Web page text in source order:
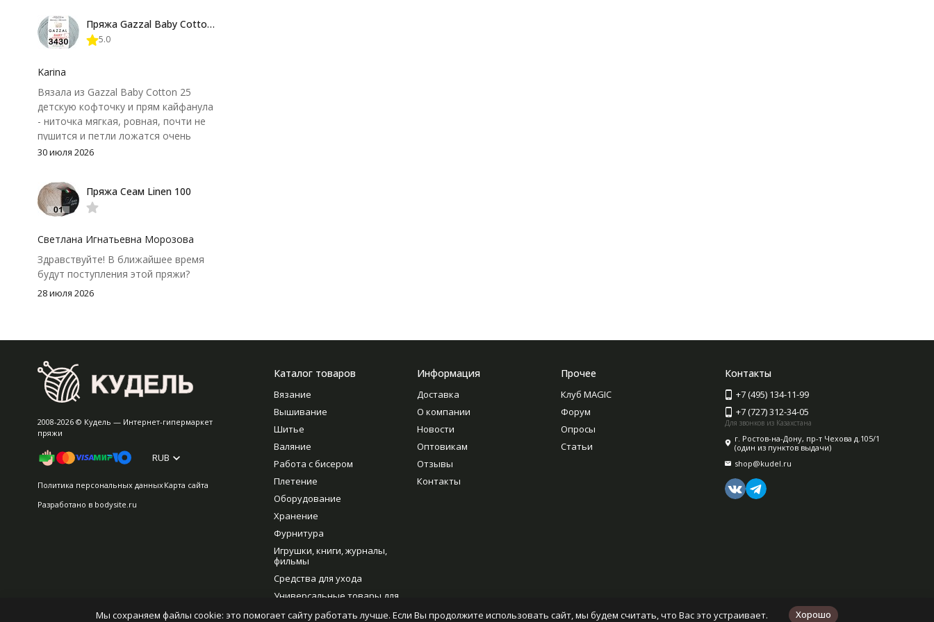
нюанс - пряжа немного скользит и
иногда расслаивается, пришлось
крючок поудобнее.
Пряжа Gazzal Baby Cotton 25
5.0
Karina
Вязала из Gazzal Baby Cotton 25
детскую кофточку и прям кайфанула
- ниточка мягкая, ровная, почти не
пушится и петли ложатся очень
аккуратно. После стирки полотно
потеряло, цвет тоже не стал
тусклее. Единственный нюанс -
моточки маленькие, расход лучше
чуть-чуть не хватило))
30 июля 2026
Пряжа Сеам Linen 100
Светлана Игнатьевна Морозова
Здравствуйте! В ближайшее время
будут поступления этой пряжи?
28 июля 2026
2008-2026 © Кудель — Интернет-гипермаркет
пряжи
RUB
Политика персональных данныхКарта сайта
Разработано в bodysite.ru
Каталог товаров
Вязание
Вышивание
Шитье
Валяние
Работа с бисером
Плетение
Оборудование
Хранение
Фурнитура
Игрушки, книги, журналы,
фильмы
Средства для ухода
Универсальные товары для
Информация
Доставка
О компании
Новости
Оптовикам
Отзывы
Контакты
Прочее
Клуб MAGIC
Форум
Опросы
Статьи
Контакты
+7 (495) 134-11-99
+7 (727) 312-34-05
Для звонков из Казахстана
г. Ростов-на-Дону, пр-т Чехова д.105/1
(один из пунктов выдачи)
shop@kudel.ru
Мы сохраняем файлы cookie: это помогает сайту работать лучше. Если Вы продолжите использовать сайт, мы будем считать, что Вас это устраивает. Хорошо